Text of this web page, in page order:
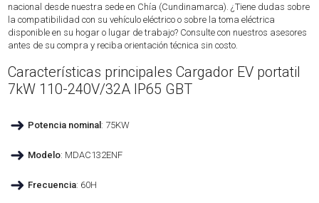
nacional desde nuestra sede en Chía (Cundinamarca). ¿Tiene dudas sobre
la compatibilidad con su vehículo eléctrico o sobre la toma eléctrica
disponible en su hogar o lugar de trabajo? Consulte con nuestros asesores
antes de su compra y reciba orientación técnica sin costo.
Características principales Cargador EV portatil
7kW 110-240V/32A IP65 GBT
➜ Potencia nominal : 75KW
➜ Modelo: MDAC132ENF
➜ Frecuencia: 60H